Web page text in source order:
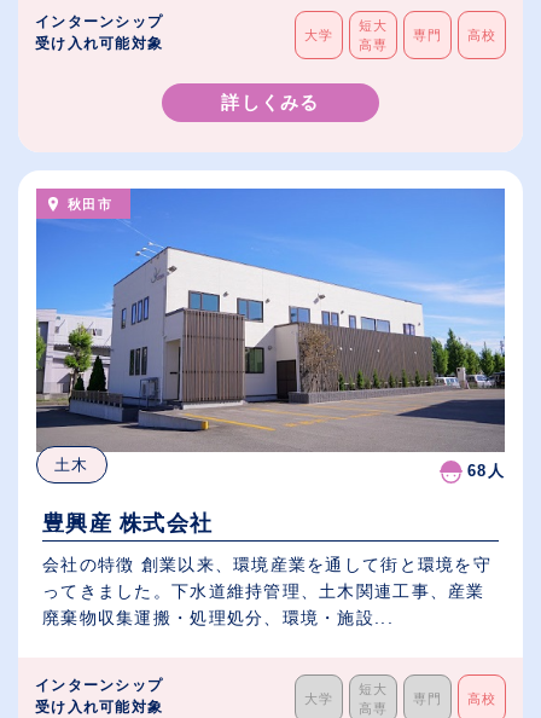
インターンシップ
受け入れ可能対象
大学
短大
高専
専門 高校
詳しくみる
秋田市
土木 68人
豊興産 株式会社
会社の特徴 創業以来、環境産業を通して街と環境を守
ってきました。下水道維持管理、土木関連工事、産業
廃棄物収集運搬・処理処分、環境・施設...
インターンシップ
受け入れ可能対象
大学
短大
高専
専門 高校